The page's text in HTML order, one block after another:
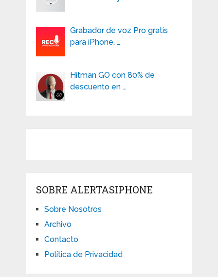
Grabador de voz Pro gratis
para iPhone, …
Hitman GO con 80% de
descuento en …
SOBRE ALERTASIPHONE
Sobre Nosotros
Archivo
Contacto
Política de Privacidad